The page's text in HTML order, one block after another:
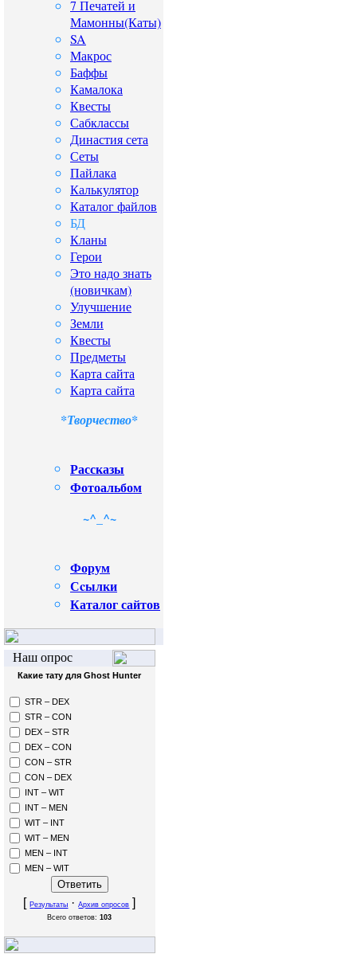
7 Печатей и
Мамонны(Каты)
SA
Макрос
Баффы
Камалока
Квесты
Сабклассы
Династия сета
Сеты
Пайлака
Калькулятор
Каталог файлов
БД
Кланы
Герои
Это надо знать
(новичкам)
Улучшение
Земли
Квесты
Предметы
Карта сайта
Карта сайта
*Творчество*
Рассказы
Фотоальбом
~^_^~
Форум
Сcылки
Каталог сайтов
Наш опрос
Какие тату для Ghost Hunter
STR – DEX
STR – CON
DEX – STR
DEX – CON
CON – STR
CON – DEX
INT – WIT
INT – MEN
WIT – INT
WIT – MEN
MEN – INT
MEN – WIT
[Результаты ·Архив опросов ]
Всего ответов:103